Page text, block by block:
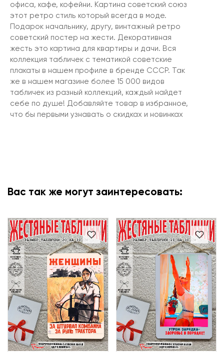
офиса, кафе, кофейни. Картина советский союз
этот ретро стиль который всегда в моде.
Подарок начальнику, другу, винтажный ретро
советский постер на жести. Декоративная
жесть это картина для квартиры и дачи. Вся
коллекция табличек с тематикой советские
плакаты в нашем профиле в бренде СССР. Так
же в нашем магазине более 15 000 видов
табличек из разный коллекций, каждый найдет
себе по душе! Добавляйте товар в избранное,
что бы первыми узнавать о скидках и новинках
Вас так же могут заинтересовать: